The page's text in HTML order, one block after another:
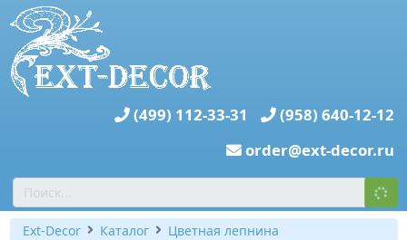
(499) 112-33-31
(958) 640-12-12
order@ext-decor.ru
Ext-Decor Каталог
Цветная лепнина